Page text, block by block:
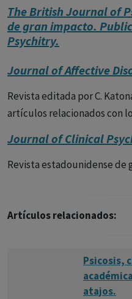
The British Journal of
de gran impacto.
Psychitry.
Journal of Affective
Revista editada por C.
artículos relacionados con
Journal of Clinical
Revista estadounidense de
Artículos relacionados:
Psicosis,
atajos.